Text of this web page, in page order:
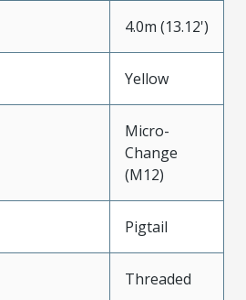
4.0m (13.12')
Yellow
Micro-
Change
(M12)
Pigtail
Threaded